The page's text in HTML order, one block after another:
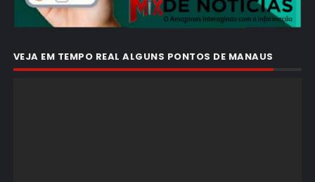
VEJA EM TEMPO REAL ALGUNS PONTOS DE MANAUS